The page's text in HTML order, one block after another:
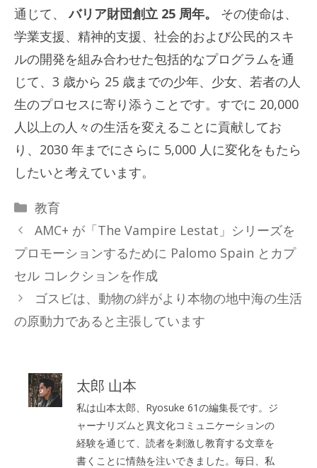
通じて、
バリア財団創立 25 周年。
その使命は、
学業支援、精神的支援、社会的および公民的スキ
ルの開発を組み合わせた包括的なプログラムを通
じて、3 歳から 25 歳までの少年、少女、若者の人
生のプロセスに寄り添うことです。すでに 20,000
人以上の人々の生活を変えることに貢献してお
り、2030 年までにさらに 5,000 人に変化をもたら
したいと考えています。
カ
テ
リ
ー
教育
AMC+ が「The Vampire Lestat」シリーズを
プロモーションするために Palomo Spain とカプ
セル コレクションを作成
ゴスビは、動物の絆がより本物の地中海の生活
の原動力であると主張しています
太郎 山本
私は山本太郎、Ryosuke 61の編集長です。ジ
ャーナリズムと異文化コミュニケーションの
経験を通じて、読者を刺激し教育する文章を
書くことに情熱を注いできました。毎日、私